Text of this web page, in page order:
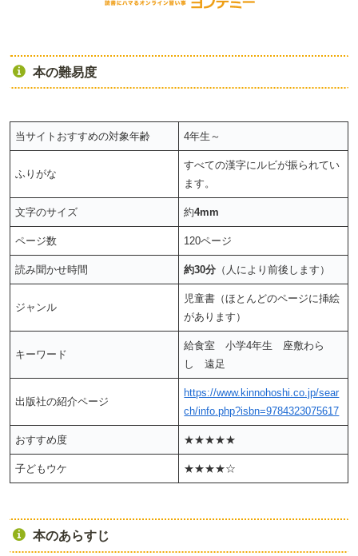
本の難易度
当サイトおすすめの対象年齢 4年生～
ふりがな
すべての漢字にルビが振られてい
ます。
文字のサイズ 約4mm
ページ数 120ページ
読み聞かせ時間 約30分 （人により前後します）
ジャンル
児童書（ほとんどのページに挿絵
があります）
キーワード
給食室 小学4年生 座敷わら
し 遠足
出版社の紹介ページ
https://www.kinnohoshi.co.jp/sear
ch/info.php?isbn=9784323075617
おすすめ度 ★★★★★
子どもウケ ★★★★☆
本のあらすじ